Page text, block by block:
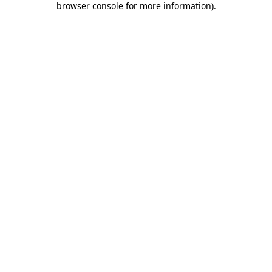
browser console for more information).